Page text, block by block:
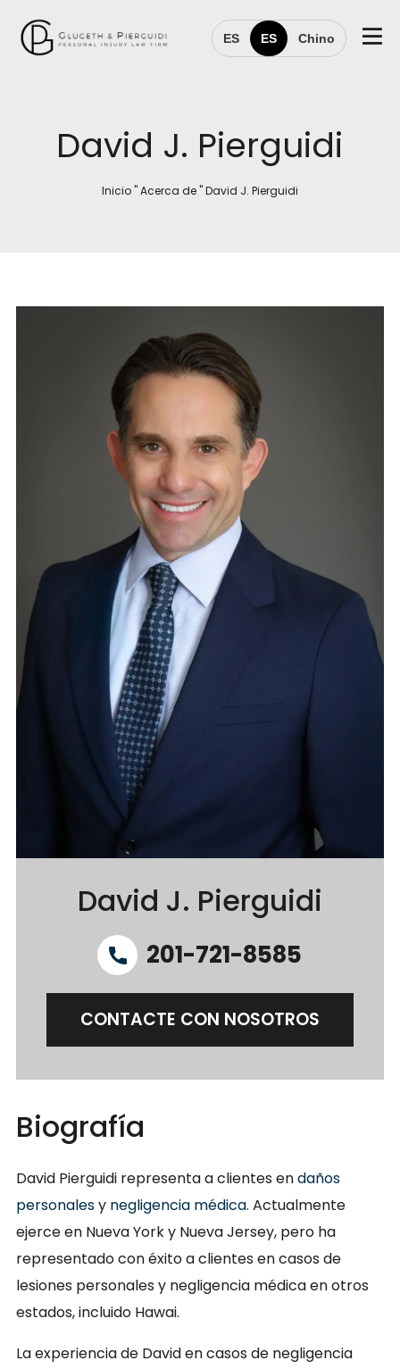
ES ES Chino
David J. Pierguidi
Inicio"Acerca de"David J. Pierguidi
David J. Pierguidi
201-721-8585
CONTACTE CON NOSOTROS
Biografía
David Pierguidi representa a clientes endaños
personalesy negligencia médica. Actualmente
ejerce en Nueva York y Nueva Jersey, pero ha
representado con éxito a clientes en casos de
lesiones personales y negligencia médica en otros
estados, incluido Hawai.
La experiencia de David en casos de negligencia